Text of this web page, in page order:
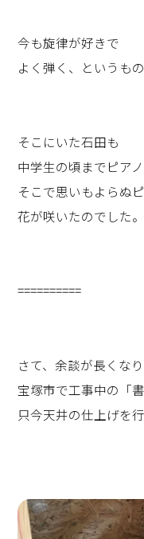
今も旋律が好きで
よく弾く、というもの
そこにいた石田も
中学生の頃までピア
そこで思いもよらぬ
花が咲いたのでした。
==========
さて、余談が長くな
宝塚市で工事中の「
只今天井の仕上げを行